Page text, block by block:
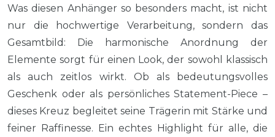
Was diesen Anhänger so besonders macht, ist nicht
nur die hochwertige Verarbeitung, sondern das
Gesamtbild: Die harmonische Anordnung der
Elemente sorgt für einen Look, der sowohl klassisch
als auch zeitlos wirkt. Ob als bedeutungsvolles
Geschenk oder als persönliches Statement-Piece –
dieses Kreuz begleitet seine Trägerin mit Stärke und
feiner Raffinesse. Ein echtes Highlight für alle, die